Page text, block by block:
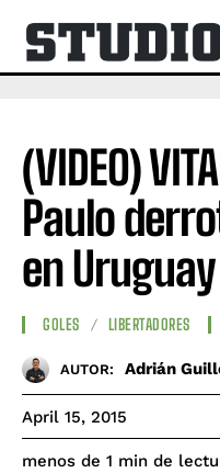
(VIDEO)
Paulo
en Uruguay
GOLES LIBERTADORES
AUTOR: Adrián
April 15, 2015
menos de 1 min de